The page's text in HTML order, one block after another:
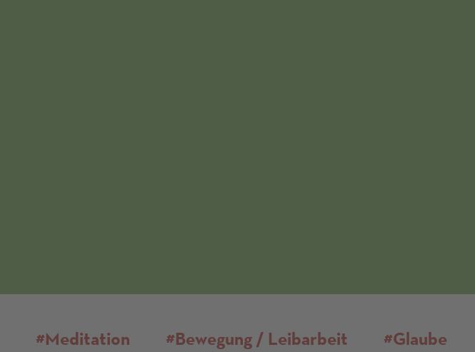
#Meditation #Bewegung / Leibarbeit #Glaube